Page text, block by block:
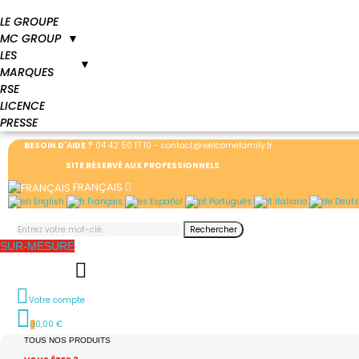
LE GROUPE
MC GROUP ▼
LES
MARQUES
▼
RSE
LICENCE
PRESSE
BESOIN D'AIDE ? 04 42 50 17 10 - contact@welcomefamily.fr
SITE RÉSERVÉ AUX PROFESSIONNELS
FRANÇAIS
English Français Español Português Italiano
Rechercher
SUR-MESURE
Votre compte
00,00 €
TOUS NOS PRODUITS